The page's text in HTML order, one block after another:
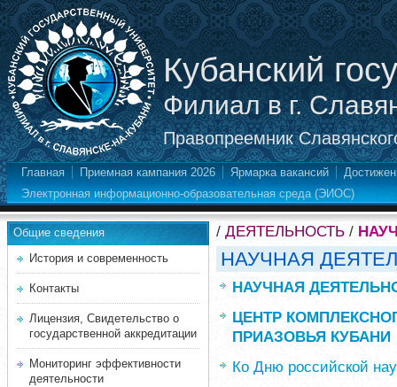
Кубанский
Филиал в г.
Правопреемник
Главная Приемная кампания 2026 Ярмарка вакансий
Электронная информационно-образовательная среда (ЭИОС)
Общие сведения
История и современность
Контакты
Лицензия, Свидетельство о
государственной аккредитации
Мониторинг эффективности
деятельности
/ ДЕЯТЕЛЬНОСТЬ /
НАУЧНАЯ
НАУЧНАЯ
ЦЕНТР
ПРИАЗОВЬЯ КУБАНИ
Ко Дню российской